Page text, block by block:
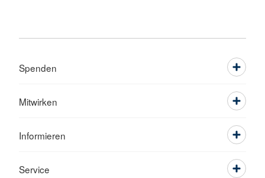
Spenden
Mitwirken
Informieren
Service